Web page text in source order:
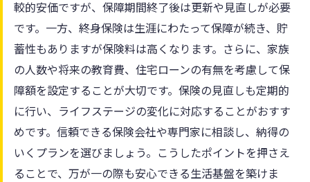
較的安価ですが、保障期間終了後は更新や見直しが必要
です。一方、終身保険は生涯にわたって保障が続き、貯
蓄性もありますが保険料は高くなります。さらに、家族
の人数や将来の教育費、住宅ローンの有無を考慮して保
障額を設定することが大切です。保険の見直しも定期的
に行い、ライフステージの変化に対応することがおすす
めです。信頼できる保険会社や専門家に相談し、納得の
いくプランを選びましょう。こうしたポイントを押さえ
ることで、万が一の際も安心できる生活基盤を築けま